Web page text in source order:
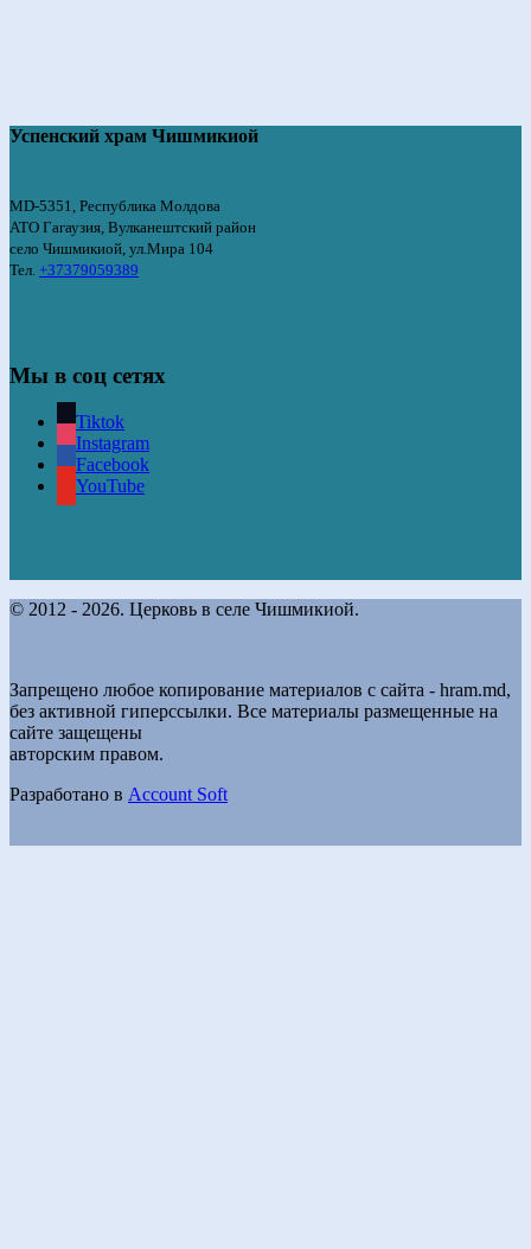
Успенский храм Чишмикиой
MD-5351, Республика Молдова
АТО Гагаузия, Вулканештский район
село Чишмикиой, ул.Мира 104
Тел. +37379059389
Мы в соц сетях
Tiktok
Instagram
Facebook
YouTube
© 2012 - 2026. Церковь в селе Чишмикиой.
Запрещено любое копирование материалов с сайта - hram.md,
без активной гиперссылки. Все материалы размещенные на
сайте защещены
авторским правом.
Разработано в Account Soft